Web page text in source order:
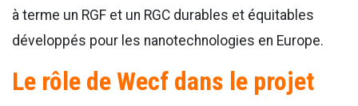
à terme un RGF et un RGC durables et équitables
développés pour les nanotechnologies en Europe.
Le rôle de Wecf dans le projet